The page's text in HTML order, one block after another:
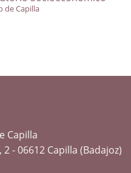
de Capilla
Capilla
2 - 06612 Capilla (Badajoz)